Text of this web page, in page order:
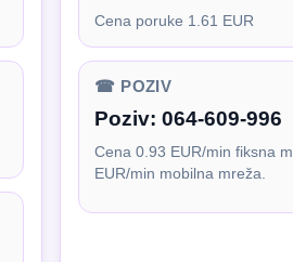
Cena poruke 1.61 EUR
☎ POZIV
Poziv:064-609-996
Cena 0.93 EUR/min fiksna
EUR/min mobilna mreža.